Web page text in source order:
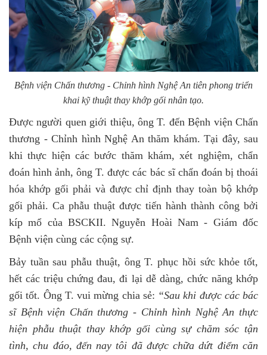
Bệnh viện Chấn thương - Chỉnh hình Nghệ An tiên phong triển
khai kỹ thuật thay khớp gối nhân tạo.
Được người quen giới thiệu, ông T. đến Bệnh viện Chấn
thương - Chỉnh hình Nghệ An thăm khám. Tại đây, sau
khi thực hiện các bước thăm khám, xét nghiệm, chẩn
đoán hình ảnh, ông T. được các bác sĩ chẩn đoán bị thoái
hóa khớp gối phải và được chỉ định thay toàn bộ khớp
gối phải. Ca phẫu thuật được tiến hành thành công bởi
kíp mổ của BSCKII. Nguyễn Hoài Nam - Giám đốc
Bệnh viện cùng các cộng sự.
Bảy tuần sau phẫu thuật, ông T. phục hồi sức khỏe tốt,
hết các triệu chứng đau, đi lại dễ dàng, chức năng khớp
gối tốt. Ông T. vui mừng chia sẻ: “Sau khi được các bác
sĩ Bệnh viện Chấn thương - Chỉnh hình Nghệ An thực
hiện phẫu thuật thay khớp gối cùng sự chăm sóc tận
tình, chu đáo, đến nay tôi đã được chữa dứt điểm căn